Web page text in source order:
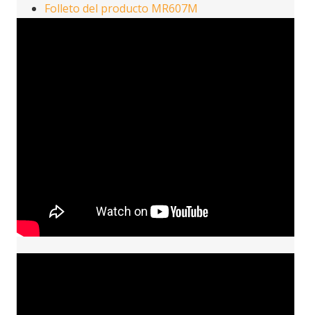
Folleto del producto MR607M